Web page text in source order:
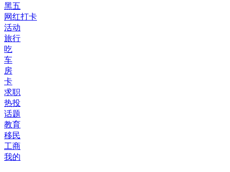
黑五
网红打卡
活动
旅行
吃
车
房
卡
求职
热投
话题
教育
移民
工商
我的